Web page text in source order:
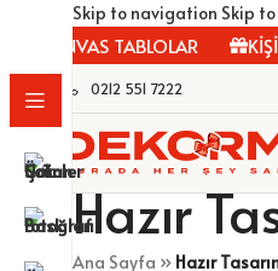
Skip to navigation Skip
TABLOLAR KİŞİYE
0212 551 7222
Hazır
Ana Sayfa » Hazır